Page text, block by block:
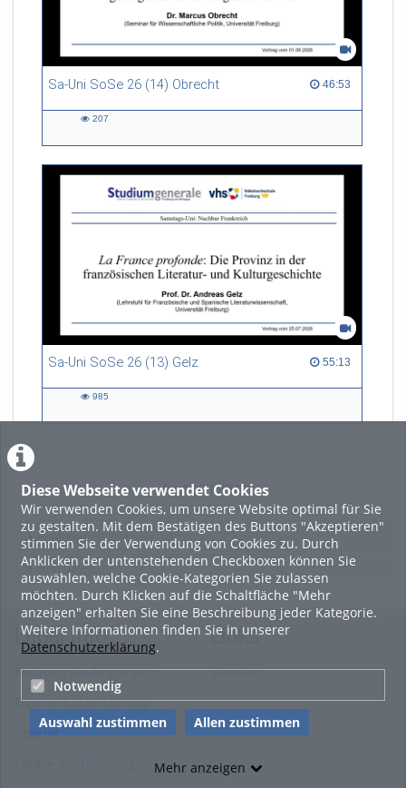
Diese Webseite verwendet Cookies
Wir verwenden Cookies, um unsere Website optimal für Sie
zu gestalten. Mit dem Bestätigen des Buttons "Akzeptieren"
stimmen Sie der Verwendung von Cookies zu. Durch
Anklicken der untenstehenden Checkboxen können Sie
auswählen, welche Cookie-Kategorien Sie zulassen
möchten. Durch Klicken auf die Schaltfläche "Mehr
anzeigen" erhalten Sie eine Beschreibung jeder Kategorie.
Weitere Informationen finden Sie in unserer
Datenschutzerklärung.
Notwendig
Auswahl zustimmen Allen zustimmen
Mehr anzeigen
Sa-Uni SoSe 26 (14) Obrecht 46:53
46:53 duration
207
Sa-Uni SoSe 26 (13) Gelz 55:13
55:13 duration
985
LADE MEHR
Featured
Beliebtheit
Legal Info
Nutzungsbedingungen
Datenschutzerklärung
Imprint
Links
Sitemap